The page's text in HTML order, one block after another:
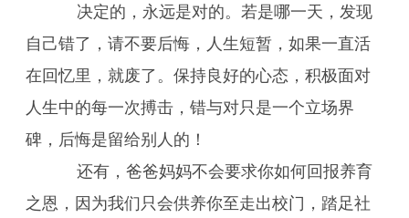
决定的，永远是对的。若是哪一天，发现
自己错了，请不要后悔，人生短暂，如果一直活
在回忆里，就废了。保持良好的心态，积极面对
人生中的每一次搏击，错与对只是一个立场界
碑，后悔是留给别人的！
还有，爸爸妈妈不会要求你如何回报养育
之恩，因为我们只会供养你至走出校门，踏足社